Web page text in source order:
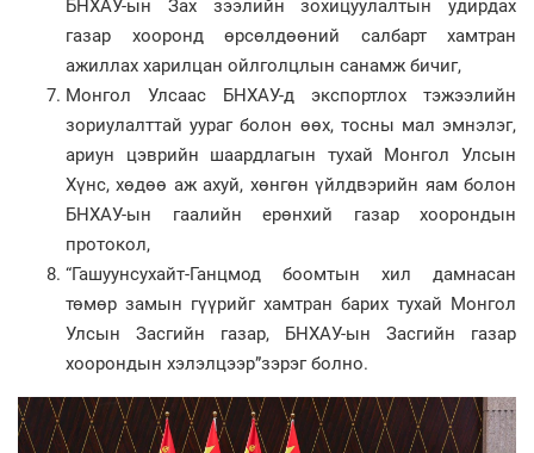
БНХАУ-ын Зах зээлийн зохицуулалтын удирдах
газар хооронд өрсөлдөөний салбарт хамтран
ажиллах харилцан ойлголцлын санамж бичиг,
Монгол Улсаас БНХАУ-д экспортлох тэжээлийн
зориулалттай уураг болон өөх, тосны мал эмнэлэг,
ариун цэврийн шаардлагын тухай Монгол Улсын
Хүнс, хөдөө аж ахуй, хөнгөн үйлдвэрийн яам болон
БНХАУ-ын гаалийн ерөнхий газар хоорондын
протокол,
“Гашуунсухайт-Ганцмод боомтын хил дамнасан
төмөр замын гүүрийг хамтран барих тухай Монгол
Улсын Засгийн газар, БНХАУ-ын Засгийн газар
хоорондын хэлэлцээр”зэрэг болно.